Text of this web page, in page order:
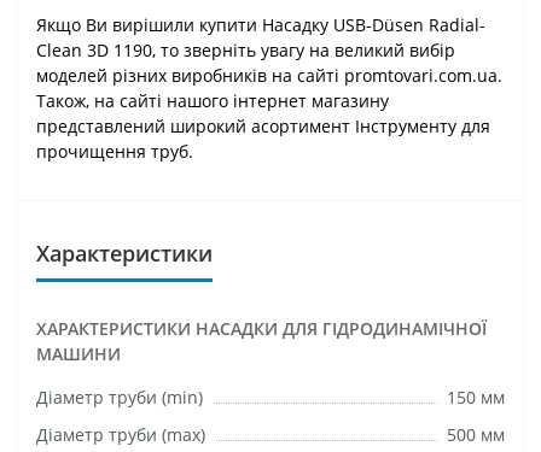
Якщо Ви вирішили купити Насадку USB-Düsen Radial-
Clean 3D 1190, то зверніть увагу на великий вибір
моделей різних виробників на сайті promtovari.com.ua.
Також, на сайті нашого інтернет магазину
представлений широкий асортимент Інструменту для
прочищення труб.
Характеристики
ХАРАКТЕРИСТИКИ НАСАДКИ ДЛЯ ГІДРОДИНАМІЧНОЇ
МАШИНИ
Діаметр труби (min)
150 мм
Діаметр труби (max)
500 мм